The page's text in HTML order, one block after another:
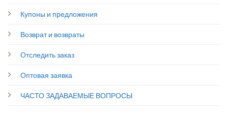
Купоны и предложения
Возврат и возвраты
Отследить заказ
Оптовая заявка
ЧАСТО ЗАДАВАЕМЫЕ ВОПРОСЫ